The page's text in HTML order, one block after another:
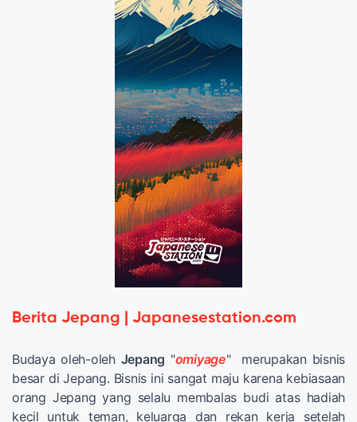
Berita Jepang | Japanesestation.com
Budaya oleh-oleh Jepang "omiyage" merupakan bisnis
besar di Jepang. Bisnis ini sangat maju karena kebiasaan
orang Jepang yang selalu membalas budi atas hadiah
kecil untuk teman, keluarga dan rekan kerja setelah